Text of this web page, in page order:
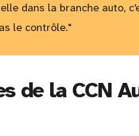
dans la branche auto,
le contrôle."
de la CCN